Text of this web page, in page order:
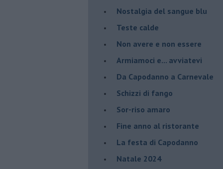
Nostalgia del sangue blu
Teste calde
Non avere e non essere
Armiamoci e... avviatevi
Da Capodanno a Carnevale
Schizzi di fango
Sor-riso amaro
Fine anno al ristorante
La festa di Capodanno
Natale 2024